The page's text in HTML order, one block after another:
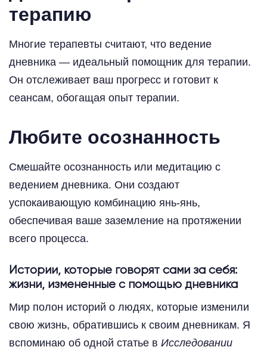
терапию
Многие терапевты считают, что ведение
дневника — идеальный помощник для терапии.
Он отслеживает ваш прогресс и готовит к
сеансам, обогащая опыт терапии.
Любите осознанность
Смешайте осознанность или медитацию с
ведением дневника. Они создают
успокаивающую комбинацию янь-янь,
обеспечивая ваше заземление на протяжении
всего процесса.
Истории, которые говорят сами за себя:
жизни, измененные с помощью дневника
Мир полон историй о людях, которые изменили
свою жизнь, обратившись к своим дневникам. Я
вспоминаю об одной статье в Исследовании